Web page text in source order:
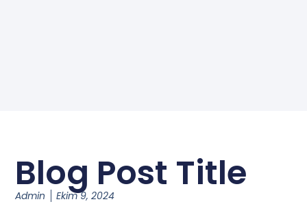
Blog Post Title
Admin Ekim 9, 2024